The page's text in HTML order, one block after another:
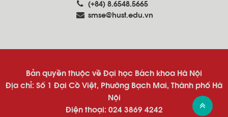
(+84) 8.6548.5665
smse@hust.edu.vn
Bản quyền thuộc về Đại học Bách khoa Hà Nội
Địa chỉ: Số 1 Đại Cồ Việt, Phường Bạch Mai, Thành phố Hà
Nội
Điện thoại: 024 3869 4242